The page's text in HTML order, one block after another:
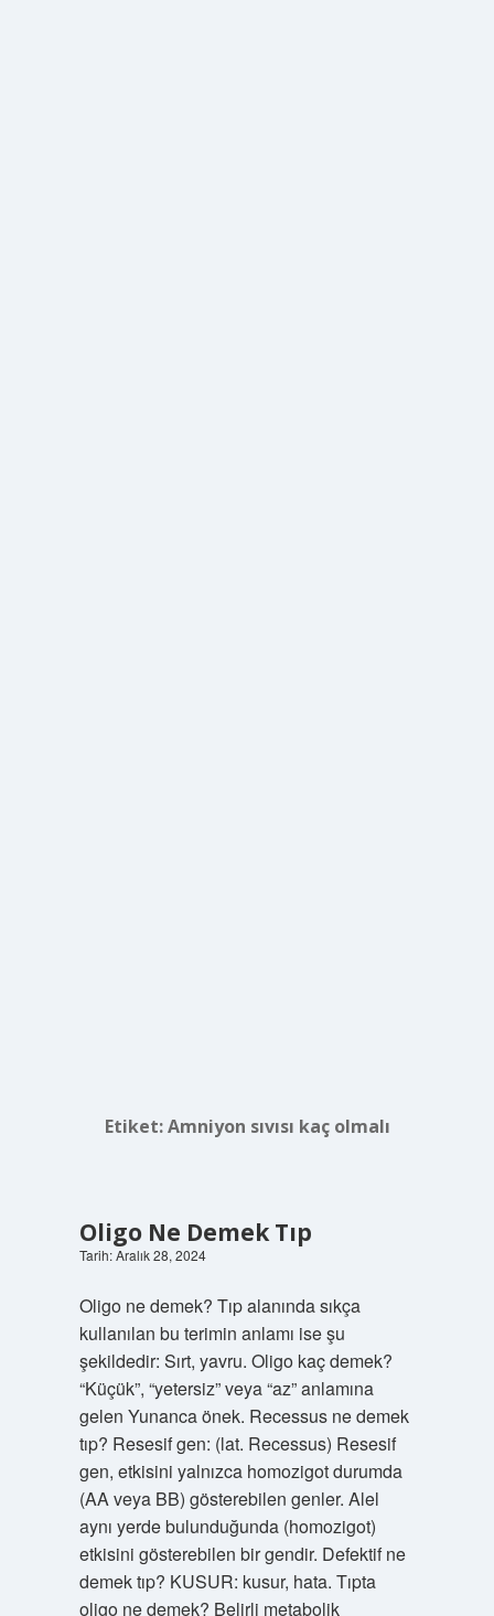
Etiket:Amniyon sıvısı kaç olmalı
Oligo Ne Demek Tıp
Tarih: Aralık 28, 2024
Oligo ne demek? Tıp alanında sıkça
kullanılan bu terimin anlamı ise şu
şekildedir: Sırt, yavru. Oligo kaç demek?
“Küçük”, “yetersiz” veya “az” anlamına
gelen Yunanca önek. Recessus ne demek
tıp? Resesif gen: (lat. Recessus) Resesif
gen, etkisini yalnızca homozigot durumda
(AA veya BB) gösterebilen genler. Alel
aynı yerde bulunduğunda (homozigot)
etkisini gösterebilen bir gendir. Defektif ne
demek tıp? KUSUR: kusur, hata. Tıpta
oligo ne demek? Belirli metabolik